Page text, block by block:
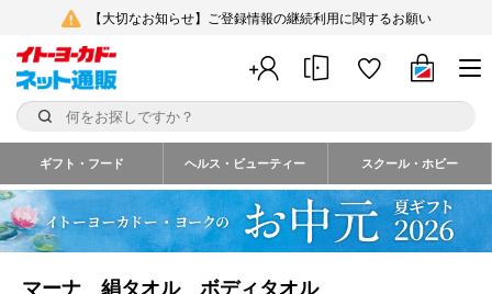
【大切なお知らせ】ご登録情報の継続利用に関するお願い
ギフト・フード ヘルス・ビューティー スクール・ホビー
マーナ 絹タオル ボディタオル